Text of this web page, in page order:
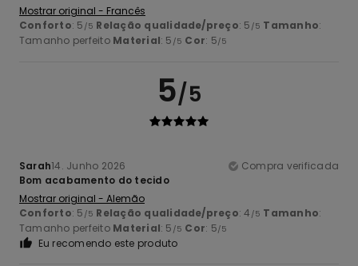
Mostrar original - Francês
Conforto: 5 /5 Relação qualidade/preço: 5 /5 Tamanho:
Tamanho perfeito Material: 5 /5 Cor: 5/5
5/5
Sarah14. Junho 2026
Compra verificada
Bom acabamento do tecido
Mostrar original - Alemão
Conforto: 5 /5 Relação qualidade/preço: 4 /5 Tamanho:
Tamanho perfeito Material: 5 /5 Cor: 5/5
Eu recomendo este produto